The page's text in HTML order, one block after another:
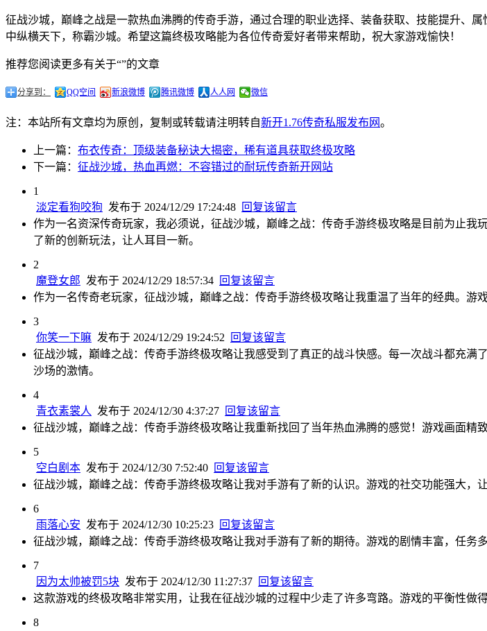
征战沙城，巅峰之战是一款热血沸腾的传奇手游，通过合理的职业选择、装备获取、技能提升、
中纵横天下，称霸沙城。希望这篇终极攻略能为各位传奇爱好者带来帮助，祝大家游戏愉快！
推荐您阅读更多有关于“”的文章
分享到： QQ空间 新浪微博 腾讯微博 人人网 微信
注：本站所有文章均为原创，复制或转载请注明转自新开1.76传奇私服发布网。
上一篇： 布衣传奇：顶级装备秘诀大揭密，稀有道具获取终极攻略
下一篇： 征战沙城，热血再燃：不容错过的耐玩传奇新开网站
1
淡定看狗咬狗 发布于 2024/12/29 17:24:48 回复该留言
作为一名资深传奇玩家，我必须说，征战沙城，巅峰之战：传奇手游终极攻略是目前为止
了新的创新玩法，让人耳目一新。
2
魔登女郎 发布于 2024/12/29 18:57:34 回复该留言
作为一名传奇老玩家，征战沙城，巅峰之战：传奇手游终极攻略让我重温了当年的经典。游
3
你笑一下嘛 发布于 2024/12/29 19:24:52
回复该留言
征战沙城，巅峰之战：传奇手游终极攻略让我感受到了真正的战斗快感。每一次战斗都充
沙场的激情。
4
青衣素裳人
发布于 2024/12/30 4:37:27 回复该留言
征战沙城，巅峰之战：传奇手游终极攻略让我重新找回了当年热血沸腾的感觉！游戏画面精
5
空白剧本 发布于 2024/12/30 7:52:40 回复该留言
征战沙城，巅峰之战：传奇手游终极攻略让我对手游有了新的认识。游戏的社交功能强大，
6
雨落心安 发布于 2024/12/30 10:25:23 回复该留言
征战沙城，巅峰之战：传奇手游终极攻略让我对手游有了新的期待。游戏的剧情丰富，任务
7
因为太帅被罚5块 发布于 2024/12/30 11:27:37 回复该留言
这款游戏的终极攻略非常实用，让我在征战沙城的过程中少走了许多弯路。游戏的平衡性做
8